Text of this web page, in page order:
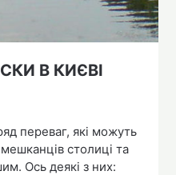
В КИЄВІ
переваг, які можуть
столиці та
Ось деякі з них: